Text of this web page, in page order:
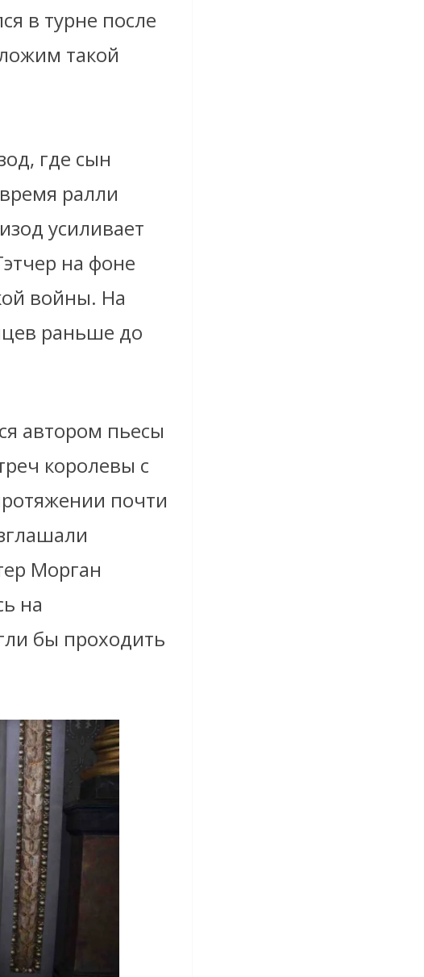
в турне после
такой
где сын
ралли
усиливает
на фоне
войны. На
раньше до
автором пьесы
королевы с
почти
Морган
на
бы проходить